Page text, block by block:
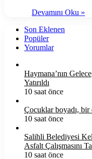
Devamını Oku »
Son Eklenen
Popüler
Yorumlar
Haymana’nın
Yatırıldı
10 saat önce
Çocuklar boyadı, bir
10 saat önce
Salihli Belediyesi
Asfalt Çalışmasını
10 saat önce